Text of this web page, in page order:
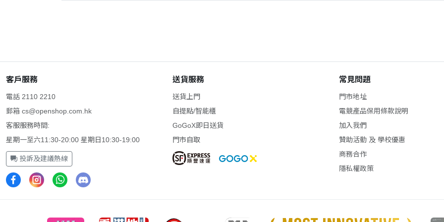
客戶服務
電話 2110 2210
郵箱 cs@openshop.com.hk
客服服務時間:
星期一至六11:30-20:00 星期日10:30-19:00
投訴及建議熱線
送貨服務
送貨上門
自提點/智能櫃
GoGoX即日送貨
門市自取
常見問題
門市地址
電競產品保用條款說明
加入我們
贊助活動 及 學校優惠
商務合作
隱私權政策